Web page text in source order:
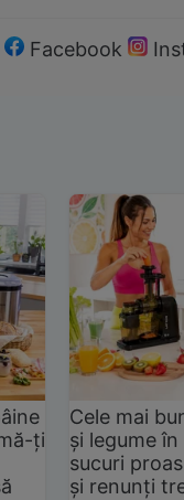
Facebook
ți
Cele mai
și legume
sucuri
și renunți